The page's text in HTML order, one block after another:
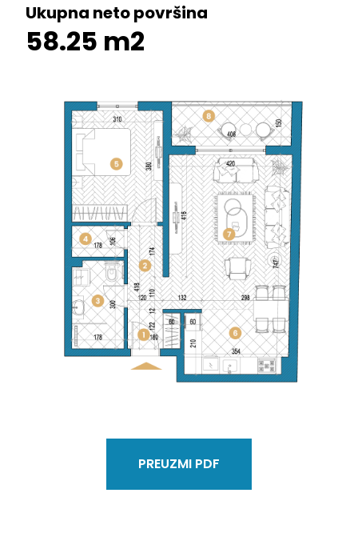
Ukupna neto površina
58.25 m2
PREUZMI PDF